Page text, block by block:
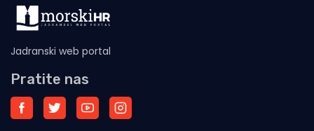
Jadranski web portal
Pratite nas